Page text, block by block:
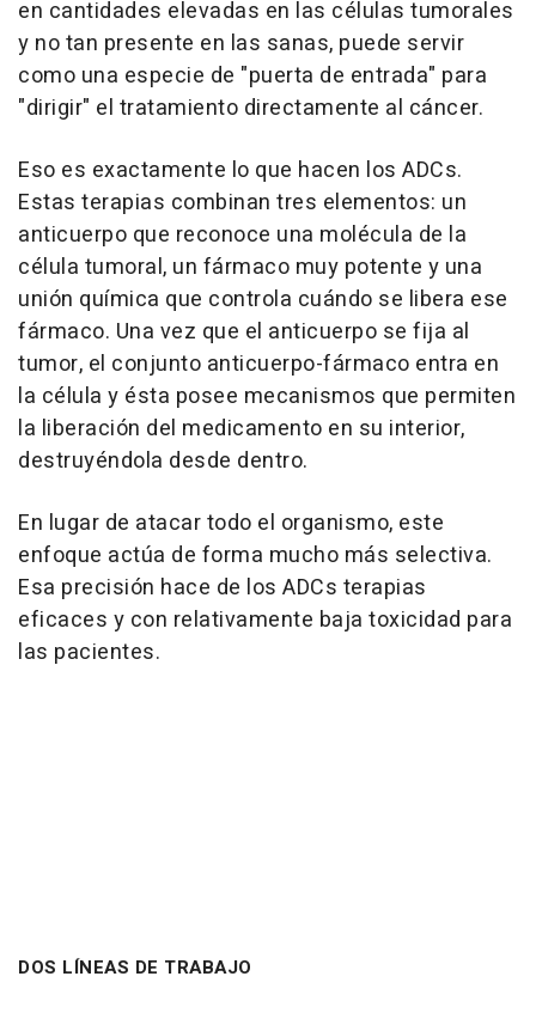
en cantidades elevadas en las células tumorales
y no tan presente en las sanas, puede servir
como una especie de "puerta de entrada" para
"dirigir" el tratamiento directamente al cáncer.
Eso es exactamente lo que hacen los ADCs.
Estas terapias combinan tres elementos: un
anticuerpo que reconoce una molécula de la
célula tumoral, un fármaco muy potente y una
unión química que controla cuándo se libera ese
fármaco. Una vez que el anticuerpo se fija al
tumor, el conjunto anticuerpo-fármaco entra en
la célula y ésta posee mecanismos que permiten
la liberación del medicamento en su interior,
destruyéndola desde dentro.
En lugar de atacar todo el organismo, este
enfoque actúa de forma mucho más selectiva.
Esa precisión hace de los ADCs terapias
eficaces y con relativamente baja toxicidad para
las pacientes.
DOS LÍNEAS DE TRABAJO